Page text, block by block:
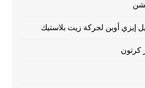
إيزي أوبن لجركة زيت بلاستيك